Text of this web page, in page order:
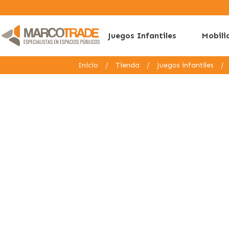
Juegos Infantiles
Inicio / Tienda / Juegos infantiles /